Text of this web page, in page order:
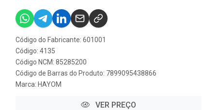
Código do Fabricante: 601001
Código: 4135
Código NCM: 85285200
Código de Barras do Produto: 7899095438866
Marca: HAYOM
VER PREÇO